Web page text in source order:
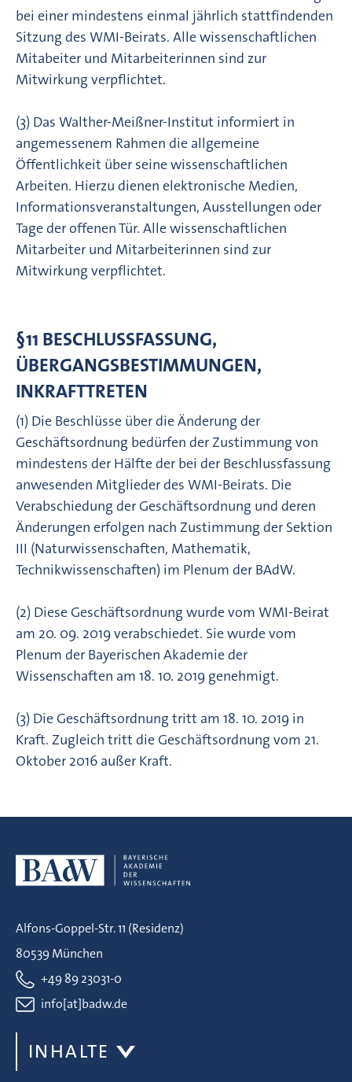
bei einer mindestens einmal jährlich stattfindenden
Sitzung des WMI-Beirats. Alle wissenschaftlichen
Mitabeiter und Mitarbeiterinnen sind zur
Mitwirkung verpflichtet.
(3) Das Walther-Meißner-Institut informiert in
angemessenem Rahmen die allgemeine
Öffentlichkeit über seine wissenschaftlichen
Arbeiten. Hierzu dienen elektronische Medien,
Informationsveranstaltungen, Ausstellungen oder
Tage der offenen Tür. Alle wissenschaftlichen
Mitarbeiter und Mitarbeiterinnen sind zur
Mitwirkung verpflichtet.
§11 BESCHLUSSFASSUNG,
ÜBERGANGSBESTIMMUNGEN,
INKRAFTTRETEN
(1) Die Beschlüsse über die Änderung der
Geschäftsordnung bedürfen der Zustimmung von
mindestens der Hälfte der bei der Beschlussfassung
anwesenden Mitglieder des WMI-Beirats. Die
Verabschiedung der Geschäftsordnung und deren
Änderungen erfolgen nach Zustimmung der Sektion
III (Naturwissenschaften, Mathematik,
Technikwissenschaften) im Plenum der BAdW.
(2) Diese Geschäftsordnung wurde vom WMI-Beirat
am 20. 09. 2019 verabschiedet. Sie wurde vom
Plenum der Bayerischen Akademie der
Wissenschaften am 18. 10. 2019 genehmigt.
(3) Die Geschäftsordnung tritt am 18. 10. 2019 in
Kraft. Zugleich tritt die Geschäftsordnung vom 21.
Oktober 2016 außer Kraft.
Alfons-Goppel-Str. 11 (Residenz)
80539 München
+49 89 23031-0
info[at]badw.de
INHALTE